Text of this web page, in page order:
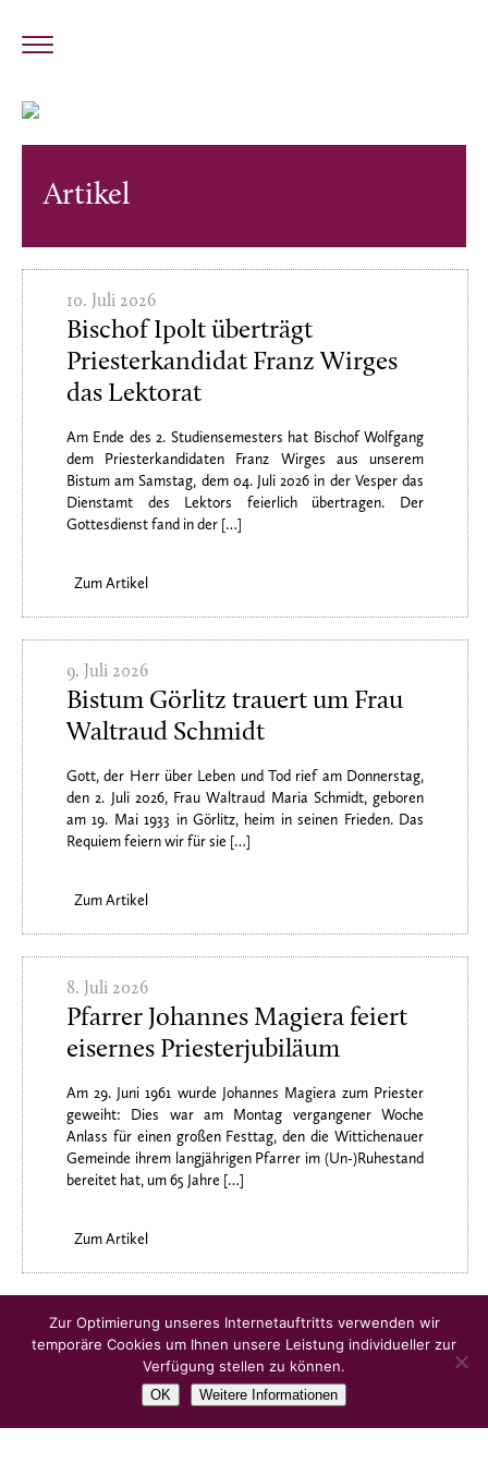
Artikel
10. Juli 2026
Bischof Ipolt überträgt
Priesterkandidat Franz Wirges
das Lektorat
Am Ende des 2. Studiensemesters hat Bischof Wolfgang
dem Priesterkandidaten Franz Wirges aus unserem
Bistum am Samstag, dem 04. Juli 2026 in der Vesper das
Dienstamt des Lektors feierlich übertragen. Der
Gottesdienst fand in der […]
Zum Artikel
9. Juli 2026
Bistum Görlitz trauert um Frau
Waltraud Schmidt
Gott, der Herr über Leben und Tod rief am Donnerstag,
den 2. Juli 2026, Frau Waltraud Maria Schmidt, geboren
am 19. Mai 1933 in Görlitz, heim in seinen Frieden. Das
Requiem feiern wir für sie […]
Zum Artikel
8. Juli 2026
Pfarrer Johannes Magiera feiert
eisernes Priesterjubiläum
Am 29. Juni 1961 wurde Johannes Magiera zum Priester
geweiht: Dies war am Montag vergangener Woche
Anlass für einen großen Festtag, den die Wittichenauer
Gemeinde ihrem langjährigen Pfarrer im (Un-)Ruhestand
bereitet hat, um 65 Jahre […]
Zum Artikel
Ältere Artikel
Zur Optimierung unseres Internetauftritts verwenden wir
temporäre Cookies um Ihnen unsere Leistung individueller zur
Verfügung stellen zu können.
OK Weitere Informationen